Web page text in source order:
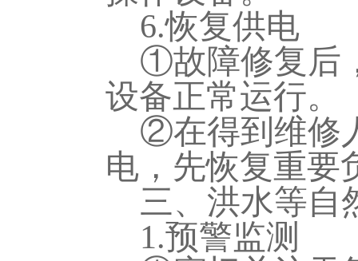
6.恢复供电
①故障修复后
设备正常运行。
②在得到维修
电，先恢复重要
三、洪水等自
1.预警监测